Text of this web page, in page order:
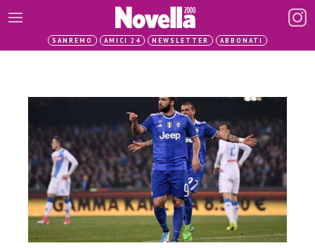
SANREMO AMICI 24 NEWSLETTER ABBONATI